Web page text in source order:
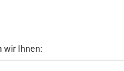
wir Ihnen: